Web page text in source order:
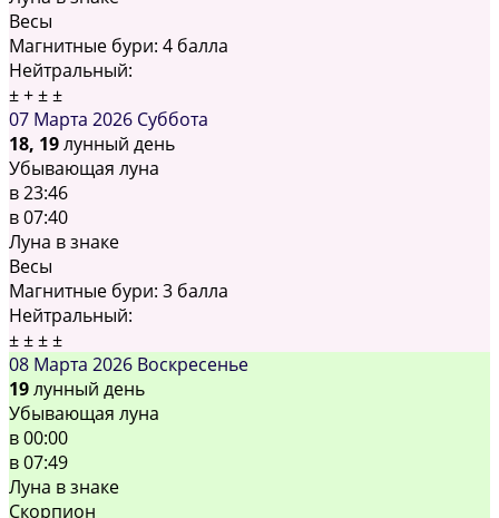
Весы
Магнитные бури: 4 балла
Нейтральный:
±+±±
07 Марта 2026 Суббота
18, 19лунный день
Убывающая луна
в23:46
в07:40
Луна в знаке
Весы
Магнитные бури: 3 балла
Нейтральный:
±±±±
08 Марта 2026 Воскресенье
19лунный день
Убывающая луна
в00:00
в07:49
Луна в знаке
Скорпион